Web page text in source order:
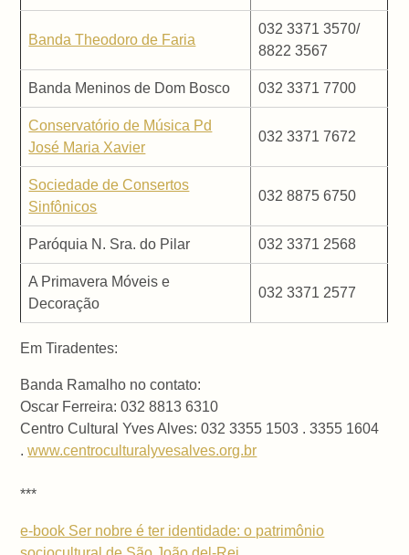
Banda Theodoro de Faria
032 3371 3570/
8822 3567
Banda Meninos de Dom Bosco 032 3371 7700
Conservatório de Música Pd
José Maria Xavier
032 3371 7672
Sociedade de Consertos
Sinfônicos
032 8875 6750
Paróquia N. Sra. do Pilar 032 3371 2568
A Primavera Móveis e
Decoração
032 3371 2577
Em Tiradentes:
Banda Ramalho no contato:
Oscar Ferreira: 032 8813 6310
Centro Cultural Yves Alves: 032 3355 1503 . 3355 1604
.www.centroculturalyvesalves.org.br
***
e-book Ser nobre é ter identidade: o patrimônio